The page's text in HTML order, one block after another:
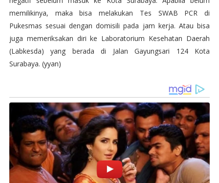
memilikinya, maka bisa melakukan Tes SWAB PCR di
Pukesmas sesuai dengan domisili pada jam kerja. Atau bisa
juga memeriksakan diri ke Laboratorium Kesehatan Daerah
(Labkesda) yang berada di Jalan Gayungsari 124 Kota
Surabaya. (yyan)